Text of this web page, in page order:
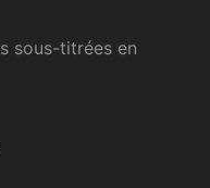
sous-titrées en